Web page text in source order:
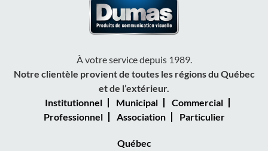
À votre service depuis 1989.
Notre clientèle provient de toutes les régions du Québec
et de l’extérieur.
Institutionnel
Municipal
Commercial
Professionnel
Association Particulier
Québec